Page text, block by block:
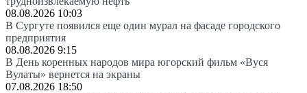
08.08.2026 10:03
В Сургуте появился еще один мурал на фасаде городского
предприятия
08.08.2026 9:15
В День коренных народов мира югорский фильм «Вуся
Вулаты» вернется на экраны
07.08.2026 18:50